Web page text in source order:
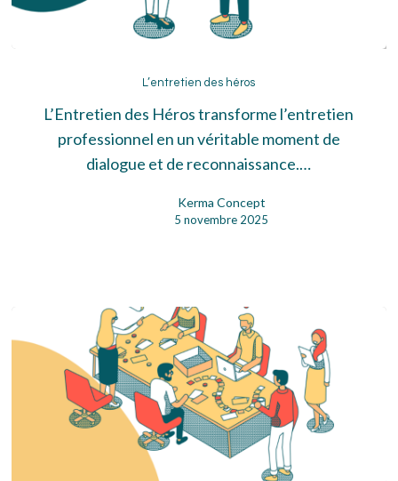
des
héros
L’entretien des héros
L’Entretien des Héros transforme l’entretien
professionnel en un véritable moment de
dialogue et de reconnaissance.…
Kerma Concept
5 novembre 2025